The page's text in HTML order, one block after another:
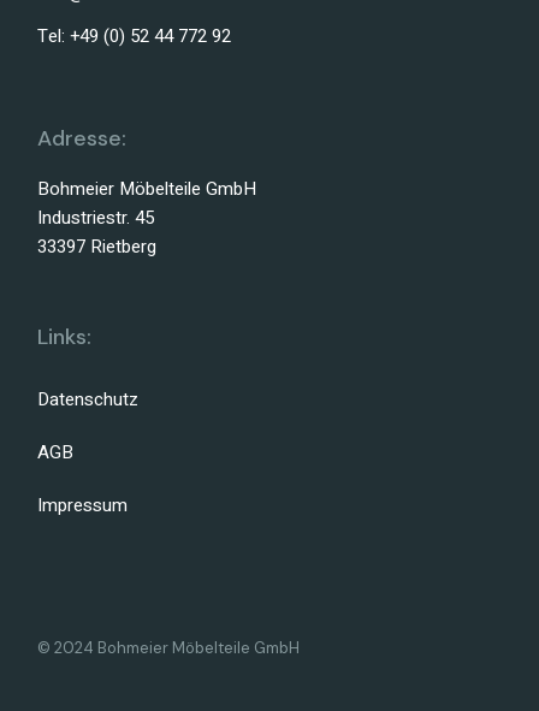
Tel: +49 (0) 52 44 772 92
Adresse:
Bohmeier Möbelteile GmbH
Industriestr. 45
33397 Rietberg
Links:
Datenschutz
AGB
Impressum
© 2024 Bohmeier Möbelteile GmbH